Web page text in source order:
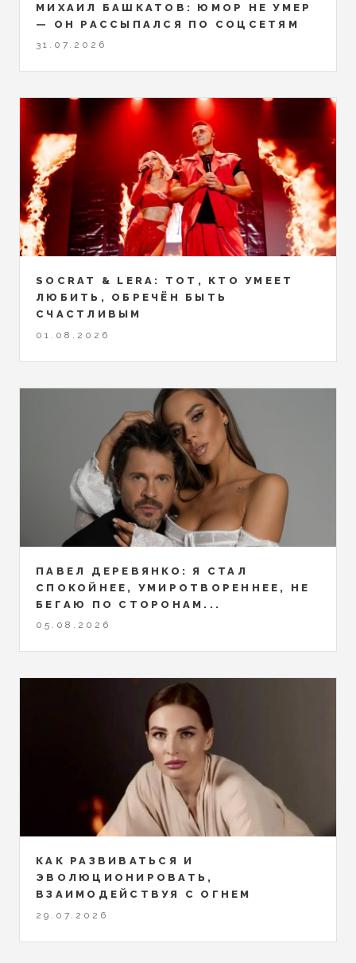
МИХАИЛ БАШКАТОВ: ЮМОР НЕ УМЕР
— ОН РАССЫПАЛСЯ ПО СОЦСЕТЯМ
31.07.2026
SOCRAT & LERA: ТОТ, КТО УМЕЕТ
ЛЮБИТЬ, ОБРЕЧЁН БЫТЬ
СЧАСТЛИВЫМ
01.08.2026
ПАВЕЛ ДЕРЕВЯНКО: Я СТАЛ
СПОКОЙНЕЕ, УМИРОТВОРЕННЕЕ, НЕ
БЕГАЮ ПО СТОРОНАМ...
05.08.2026
КАК РАЗВИВАТЬСЯ И
ЭВОЛЮЦИОНИРОВАТЬ,
ВЗАИМОДЕЙСТВУЯ С ОГНЕМ
29.07.2026